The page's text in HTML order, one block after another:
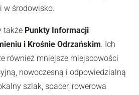
w środowisko.
także Punkty Informacji
i Krośnie Odrzańskim. Ich
również mniejsze miejscowości
nowoczesną i odpowiedzialną
szlak, spacer, rowerowa